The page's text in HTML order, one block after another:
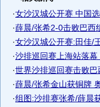
·女沙汉城公开赛 中国
·薛晨/张希2-0击败巴西
·女沙汉城公开赛:田佳/
·沙排巡回赛上海站落
·世界沙排巡回赛击败
·薛晨/张希金山获铜牌
·组图:沙排赛张希/薛晨